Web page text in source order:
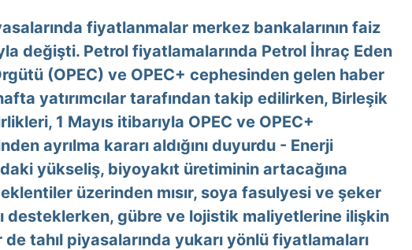
fiyatlanmalar merkez bankalarının faiz
değişti. Petrol fiyatlamalarında Petrol İhraç Eden
(OPEC) ve OPEC+ cephesinden gelen haber
yatırımcılar tarafından takip edilirken, Birleşik
1 Mayıs itibarıyla OPEC ve OPEC+
ayrılma kararı aldığını duyurdu - Enerji
yükseliş, biyoyakıt üretiminin artacağına
üzerinden mısır, soya fasulyesi ve şeker
desteklerken, gübre ve lojistik maliyetlerine ilişkin
tahıl piyasalarında yukarı yönlü fiyatlamaları